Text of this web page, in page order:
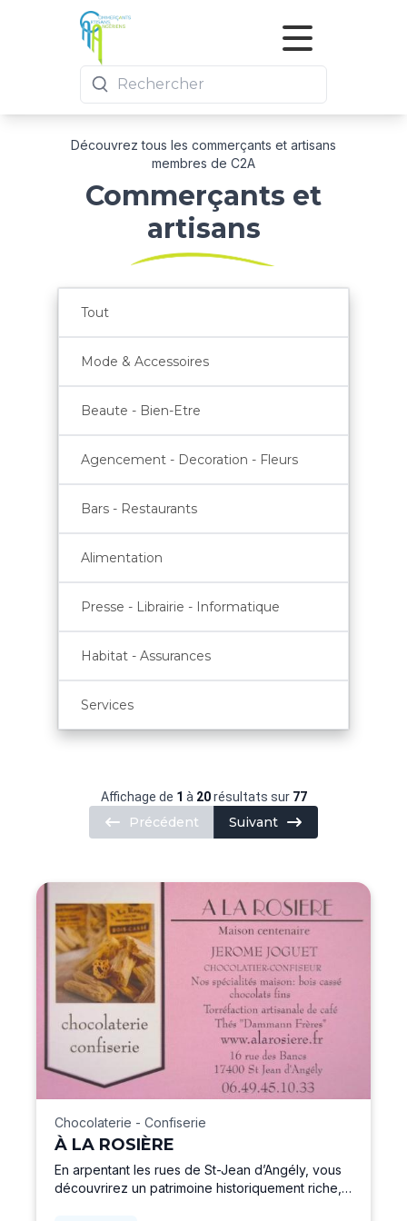
Nous rejoindre
Découvrez tous les commerçants et artisans
membres de C2A
Commerçants et
artisans
Tout
Mode & Accessoires
Beaute - Bien-Etre
Agencement - Decoration - Fleurs
Bars - Restaurants
Alimentation
Presse - Librairie - Informatique
Habitat - Assurances
Services
Affichage de 1 à 20résultats sur 77
Précédent Suivant
Chocolaterie - Confiserie
À LA ROSIÈRE
En arpentant les rues de St-Jean d’Angély, vous
découvrirez un patrimoine historiquement riche,